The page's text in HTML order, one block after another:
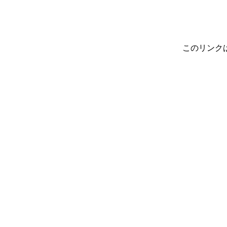
このリンク